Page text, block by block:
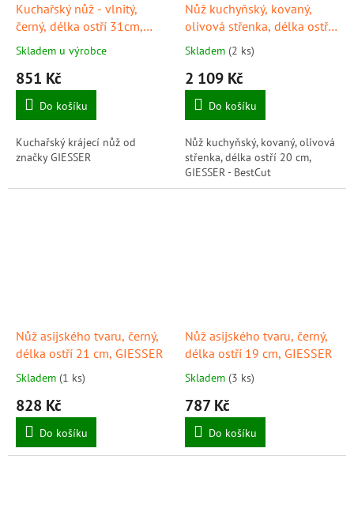
Kuchařský nůž - vlnitý,
černý, délka ostří 31cm,
GIESSER
Skladem u výrobce
851 Kč
Do košíku
Kuchařský krájecí nůž od
značky GIESSER
Nůž kuchyňský, kovaný,
olivová střenka, délka ostří
20 cm, GIESSER - BestCut
Skladem (2 ks)
2 109 Kč
Do košíku
Nůž kuchyňský, kovaný, olivová
střenka, délka ostří 20 cm,
GIESSER - BestCut
Nůž asijského tvaru, černý,
délka ostří 21 cm, GIESSER
Skladem (1 ks)
828 Kč
Do košíku
Nůž asijského tvaru, černý,
délka ostří 19 cm, GIESSER
Skladem (3 ks)
787 Kč
Do košíku